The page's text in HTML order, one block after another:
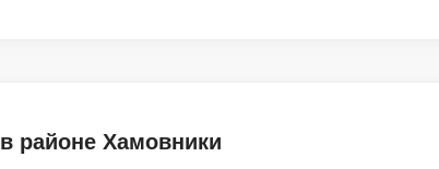
в районе Хамовники